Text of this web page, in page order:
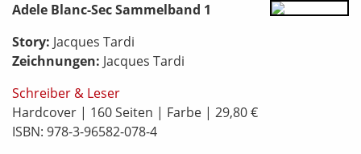
Adele Blanc-Sec Sammelband 1
Story: Jacques Tardi
Zeichnungen: Jacques Tardi
Schreiber & Leser
Hardcover | 160 Seiten | Farbe | 29,80 €
ISBN: 978-3-96582-078-4